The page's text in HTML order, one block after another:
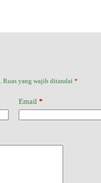
Ruas yang wajib ditandai *
Email *